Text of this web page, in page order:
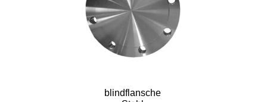
blindflansche